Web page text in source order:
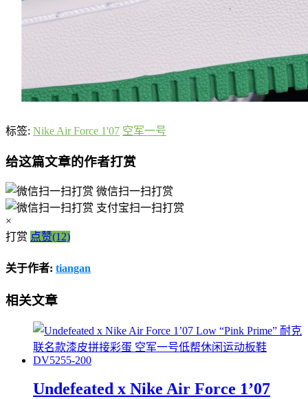
标签: Nike Air Force 1'07 空军一号
给这篇文章的作者打赏
微信扫一扫打赏
支付宝扫一扫打赏
×
打赏 点赞(12)
关于作者: tiangan
相关文章
Undefeated x Nike Air Force 1’07